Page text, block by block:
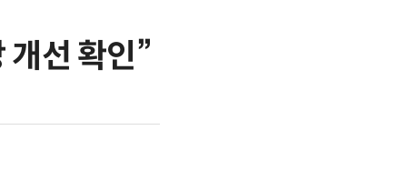
선 확인”